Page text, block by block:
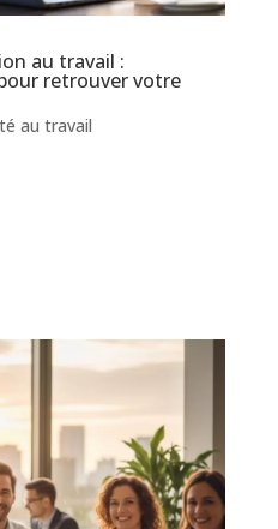
au travail :
retrouver votre
au travail